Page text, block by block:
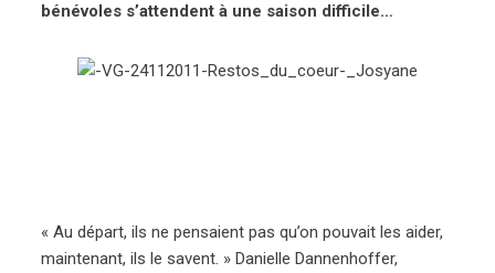
bénévoles s’attendent à une saison difficile…
« Au départ, ils ne pensaient pas qu’on pouvait les aider,
maintenant, ils le savent. » Danielle Dannenhoffer,